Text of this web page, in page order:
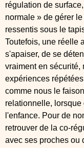
régulation de
normale » de gérer
ressentis sous le
Toutefois, une réelle
s'apaiser, de se
vraiment en sécurité,
expériences
comme nous le
relationnelle,
l'enfance. Pour de
retrouver de la co-
avec ses proches ou